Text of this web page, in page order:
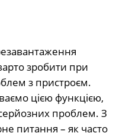
зробити при
з пристроєм.
цією функцією,
проблем. З
питання – як часто